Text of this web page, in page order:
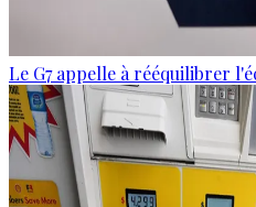
Le G7 appelle à rééquilibrer